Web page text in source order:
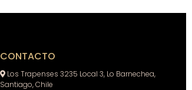
CONTACTO
Los Trapenses 3235 Local 3, Lo Barnechea,
Santiago, Chile